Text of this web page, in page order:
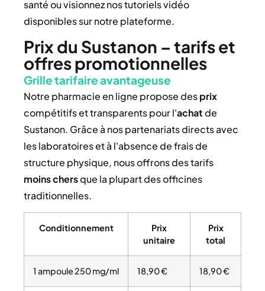
santé ou visionnez nos tutoriels vidéo
disponibles sur notre plateforme.
Prix du Sustanon – tarifs et
offres promotionnelles
Grille tarifaire avantageuse
Notre pharmacie en ligne propose desprix
compétitifs et transparents pour l'achatde
Sustanon. Grâce à nos partenariats directs avec
les laboratoires et à l'absence de frais de
structure physique, nous offrons des tarifs
moins chersque la plupart des officines
traditionnelles.
Conditionnement
Prix
unitaire
Prix
total
1 ampoule 250 mg/ml 18,90 € 18,90 €